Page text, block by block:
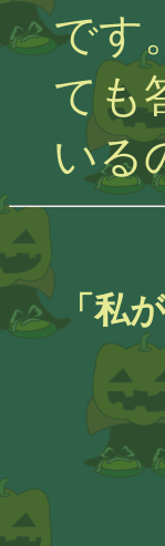
です
ても
いる
「私